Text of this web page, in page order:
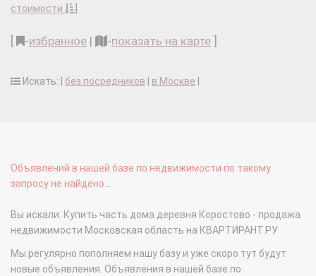
стоимости
-избранное | -показать на карте
Искать: | без посредников в Москве
Объявлений в нашей базе по недвижимости по такому
запросу не найдено...
Вы искали: Купить часть дома деревня Коростово - продажа
недвижимости Московская область на КВАРТИРАНТ.РУ
Мы регулярно пополняем нашу базу и уже скоро тут будут
новые объявления. Объявления в нашей базе по